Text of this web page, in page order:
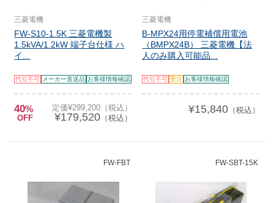
三菱電機
FW-S10-1.5K 三菱電機製
1.5kVA/1.2kW 端子台仕様 ハ
イ...
代引不可 メーカー直送品 お客様情報確認
40%
OFF
定価¥299,200（税込）
¥179,520（税込）
三菱電機
B-MPX24用停電補償用電池
（BMPX24B） 三菱電機【法
人のみ購入可能品...
代引不可 受注 お客様情報確認
¥15,840（税込）
FW-FBT FW-SBT-15K